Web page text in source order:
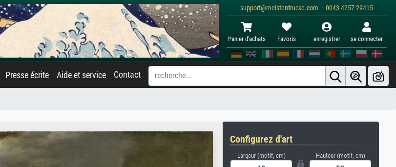
support@meisterdrucke.com · 0043 4257 29415
Panier d'achats Favoris enregistrer se connecter
Presse écrite Aide et service Contact
Configurez d'art
Largeur (motif, cm) Hauteur (motif, cm)